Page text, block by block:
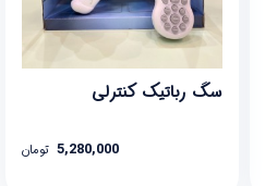
سگ رباتیک کنترلی
5,280,000 تومان